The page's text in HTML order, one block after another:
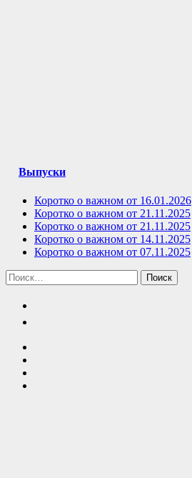
Выпуски
Коротко о важном от 16.01.2026
Коротко о важном от 21.11.2025
Коротко о важном от 21.11.2025
Коротко о важном от 14.11.2025
Коротко о важном от 07.11.2025
Найти: